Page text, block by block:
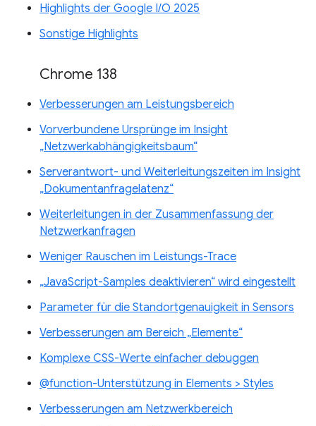
Highlights der Google I/O 2025
Sonstige Highlights
Chrome 138
Verbesserungen am Leistungsbereich
Vorverbundene Ursprünge im Insight
„Netzwerkabhängigkeitsbaum“
Serverantwort- und Weiterleitungszeiten im Insight
„Dokumentanfragelatenz“
Weiterleitungen in der Zusammenfassung der
Netzwerkanfragen
Weniger Rauschen im Leistungs-Trace
„JavaScript-Samples deaktivieren“ wird eingestellt
Parameter für die Standortgenauigkeit in Sensors
Verbesserungen am Bereich „Elemente“
Komplexe CSS-Werte einfacher debuggen
@function-Unterstützung in Elements > Styles
Verbesserungen am Netzwerkbereich